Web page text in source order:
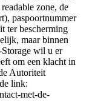
zone, de
paspoortnummer
ter bescherming
maar binnen
wil u er
om een klacht in
Autoriteit
link:
met-de-